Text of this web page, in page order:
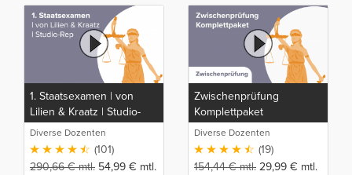
1. Staatsexamen | von
Lilien & Kraatz | Studio-
Rep
Diverse Dozenten
(101)
290,66€mtl. 54,99 € mtl.
Zwischenprüfung
Komplettpaket
Diverse Dozenten
(19)
154,44€mtl. 29,99 € mtl.